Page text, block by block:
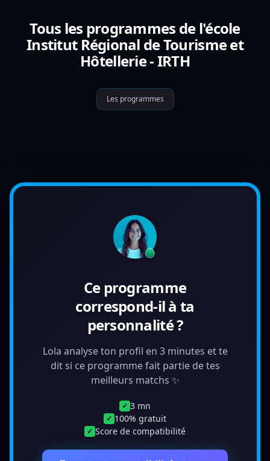
Tous les programmes de l'école
Institut Régional de Tourisme et
Hôtellerie - IRTH
Les programmes
Ce programme
correspond-il à ta
personnalité ?
Lola analyse ton profil en 3 minutes et te
dit si ce programme fait partie de tes
meilleurs matchs ✨
✓ 3 mn
✓ 100% gratuit
✓ Score de compatibilité